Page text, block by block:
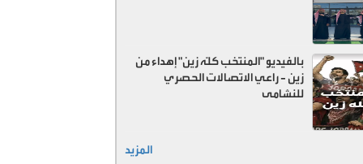
بالفيديو "المنتخب كلّه زين" إهداء من
زين - راعي الاتصالات الحصري
للنشامى
المزيد